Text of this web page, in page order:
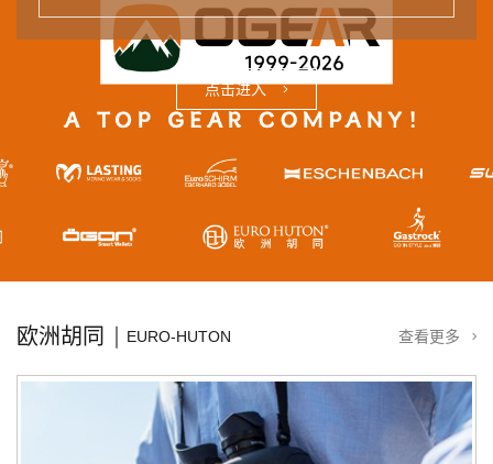
点击进入
欧洲胡同 EURO-HUTON 查看更多